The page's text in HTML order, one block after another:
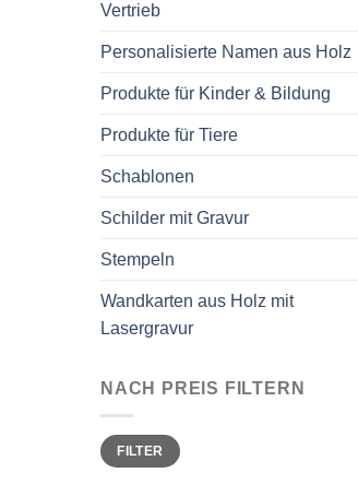
Vertrieb
Personalisierte Namen aus Holz
Produkte für Kinder & Bildung
Produkte für Tiere
Schablonen
Schilder mit Gravur
Stempeln
Wandkarten aus Holz mit
Lasergravur
NACH PREIS FILTERN
Min.
Preis
Max.
PreisFILTER